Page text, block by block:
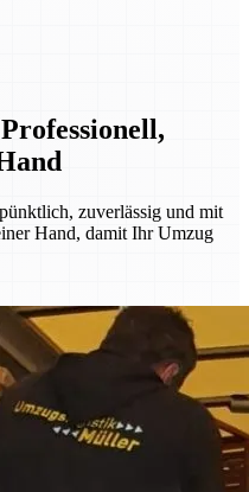
zuverlässig und mit
Hand, damit Ihr Umzug